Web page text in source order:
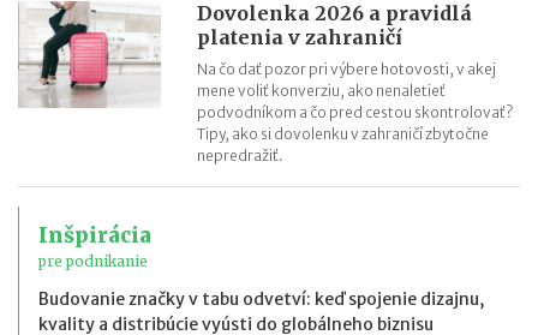
Dovolenka 2026 a pravidlá
platenia v zahraničí
Na čo dať pozor pri výbere hotovosti, v akej
mene voliť konverziu, ako nenaletieť
podvodníkom a čo pred cestou skontrolovať?
Tipy, ako si dovolenku v zahraničí zbytočne
nepredražiť.
Inšpirácia
pre podnikanie
Budovanie značky v tabu odvetví: keď spojenie dizajnu,
kvality a distribúcie vyústi do globálneho biznisu